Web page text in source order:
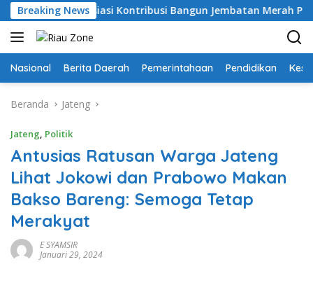
Langsung
ke
konten
Breaking News
Kontribusi Bangun Jembatan Merah Putih Presisi
Nasional Berita Daerah Pemerintahaan Pendidikan
Beranda Jateng
Jateng, Politik
Antusias Ratusan Warga Jateng
Lihat Jokowi dan Prabowo Makan
Bakso Bareng: Semoga Tetap
Merakyat
E SYAMSIR
Januari 29, 2024